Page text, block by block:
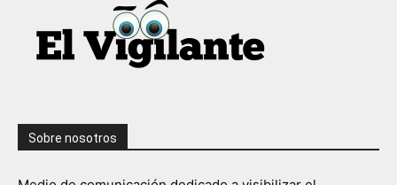
Sobre nosotros